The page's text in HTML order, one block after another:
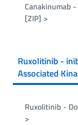
Canakinumab
[ZIP] >
Ruxolitinib -
Associated
Ruxolitinib -
>